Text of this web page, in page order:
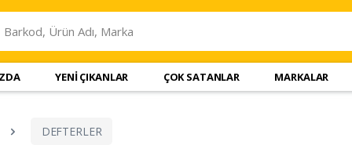
YENİ ÇIKANLAR ÇOK SATANLAR MARKALAR
DEFTERLER